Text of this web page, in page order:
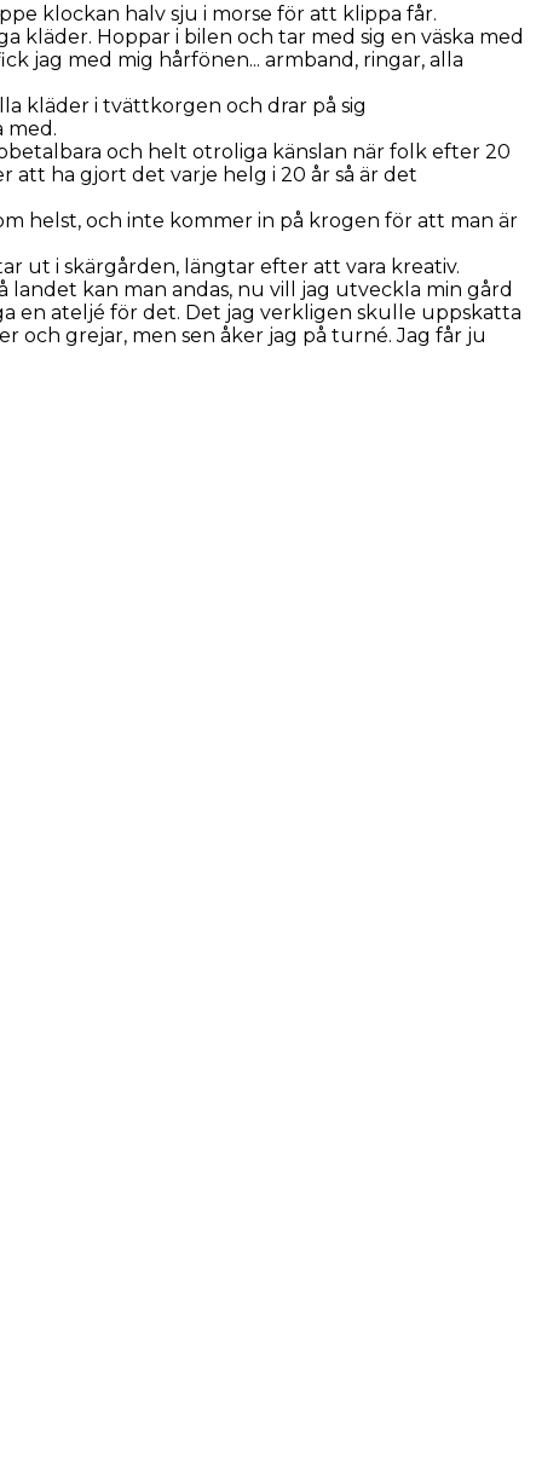
klockan halv sju i morse för att klippa får.
kläder. Hoppar i bilen och tar med sig en väska med
jag med mig hårfönen... armband, ringar, alla
kläder i tvättkorgen och drar på sig
med.
och helt otroliga känslan när folk efter 20
att ha gjort det varje helg i 20 år så är det
helst, och inte kommer in på krogen för att man är
ut i skärgården, längtar efter att vara kreativ.
kan man andas, nu vill jag utveckla min gård
en ateljé för det. Det jag verkligen skulle uppskatta
och grejar, men sen åker jag på turné. Jag får ju